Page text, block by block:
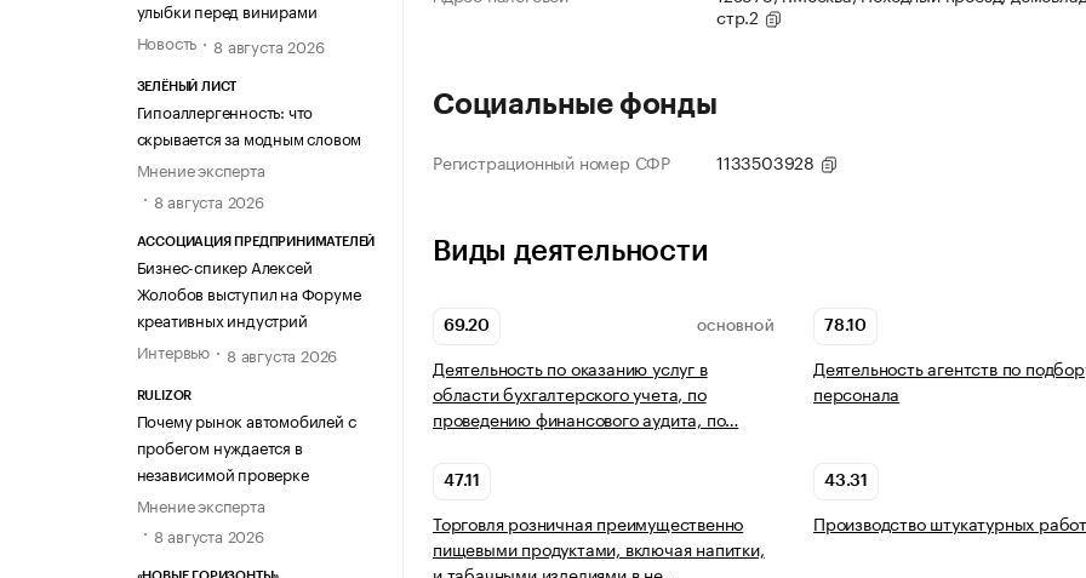
улыбки перед винирами
Новость
8 августа 2026
ЗЕЛЁНЫЙ ЛИСТ
Гипоаллергенность: что
скрывается за модным словом
Мнение эксперта
8 августа 2026
АССОЦИАЦИЯ ПРЕДПРИНИМАТЕЛЕЙ
Бизнес-спикер Алексей
Жолобов выступил на Форуме
креативных индустрий
Интервью
8 августа 2026
RULIZOR
Почему рынок автомобилей с
пробегом нуждается в
независимой проверке
Мнение эксперта
8 августа 2026
стр.2
Социальные фонды
Регистрационный номер СФР 1133503928
Виды деятельности
69.20 ОСНОВНОЙ
Деятельность по оказанию услуг в
области бухгалтерского учета, по
проведению финансового аудита, по…
78.10
Деятельность агентств по
персонала
47.11
Торговля розничная преимущественно
пищевыми продуктами, включая напитки,
43.31
Производство штукатурных работ